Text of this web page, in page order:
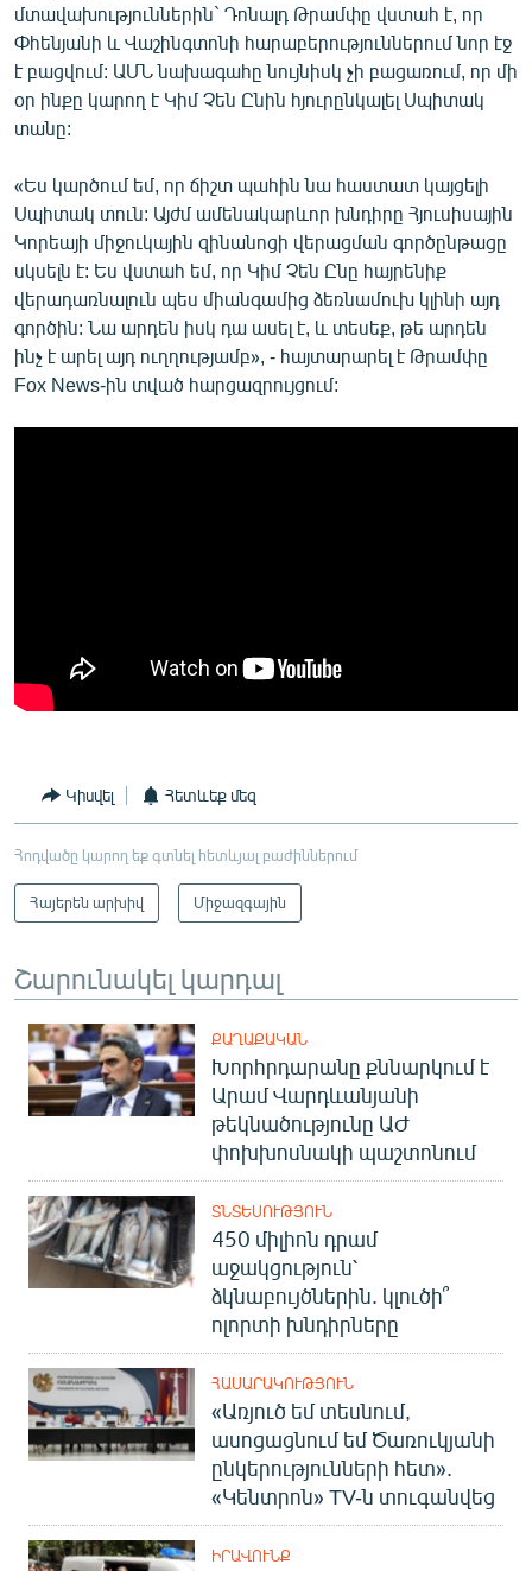
մտավախություններին` Դոնալդ Թրամփը վստահ է, որ
Փհենյանի և Վաշինգտոնի հարաբերություններում նոր էջ
է բացվում: ԱՄՆ նախագահը նույնիսկ չի բացառում, որ մի
օր ինքը կարող է Կիմ Չեն Ընին հյուրընկալել Սպիտակ
տանը:
«Ես կարծում եմ, որ ճիշտ պահին նա հաստատ կայցելի
Սպիտակ տուն: Այժմ ամենակարևոր խնդիրը Հյուսիսային
Կորեայի միջուկային զինանոցի վերացման գործընթացը
սկսելն է: Ես վստահ եմ, որ Կիմ Չեն Ընը հայրենիք
վերադառնալուն պես միանգամից ձեռնամուխ կլինի այդ
գործին: Նա արդեն իսկ դա ասել է, և տեսեք, թե արդեն
ինչ է արել այդ ուղղությամբ», - հայտարարել է Թրամփը
Fox News-ին տված հարցազրույցում:
Կիսվել Հետևեք մեզ
Հոդվածը կարող եք գտնել հետևյալ բաժիններում
Հայերեն արխիվ Միջազգային
Շարունակել կարդալ
ՔԱՂԱՔԱԿԱՆ
Խորհրդարանը քննարկում է
Արամ Վարդևանյանի
թեկնածությունը ԱԺ
փոխխոսնակի պաշտոնում
ՏՆՏԵՍՈՒԹՅՈՒՆ
450 միլիոն դրամ
աջակցություն՝
ձկնաբույծներին. կլուծի՞
ոլորտի խնդիրները
ՀԱՍԱՐԱԿՈՒԹՅՈՒՆ
«Առյուծ եմ տեսնում,
ասոցացնում եմ Ծառուկյանի
ընկերությունների հետ».
«Կենտրոն» TV-ն տուգանվեց
ԻՐԱՎՈՒՆՔ